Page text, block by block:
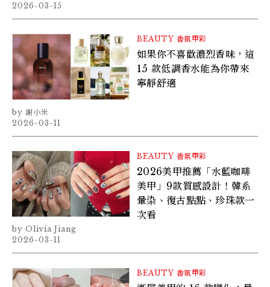
2026-03-15
BEAUTY 香氛甲彩
如果你不喜歡濃烈香味，這
15 款低調香水能為你帶來
寧靜舒適
謝小米
2026-03-11
BEAUTY 香氛甲彩
2026美甲推薦「水藍咖啡
美甲」9款質感設計！韓系
暈染、復古點點、珍珠款一
次看
Olivia Jiang
2026-03-11
BEAUTY 香氛甲彩